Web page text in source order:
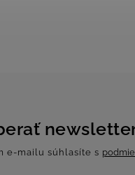
e-mailu súhlasíte s